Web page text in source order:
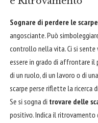
Sognare di perdere le scarpe
angosciante. Può
controllo nella vita. Ci si sente
essere in grado di affrontare il
di un ruolo, di un lavoro o di
scarpe perse riflette la ricerca
Se si sogna di trovare delle
positivo. Indica il ritrovamento